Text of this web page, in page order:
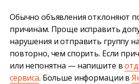
Обычно объявления отклоняют
причинам. Проще исправить
нарушения и отправить группу
повторно, чем спорить. Если
или непонятна — напишите в
сервиса. Больше информации в